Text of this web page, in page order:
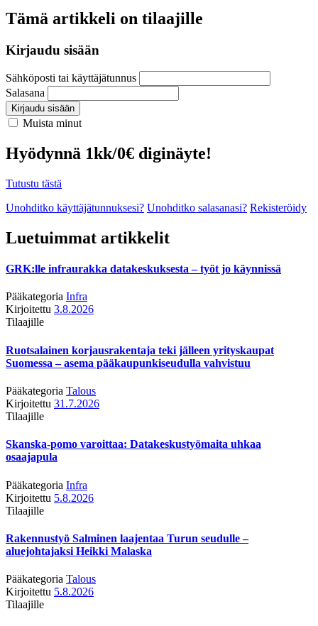
Tämä artikkeli on tilaajille
Kirjaudu sisään
Sähköposti tai käyttäjätunnus
Salasana
Kirjaudu sisään
Muista minut
Hyödynnä 1kk/0€ diginäyte!
Tutustu tästä
Unohditko käyttäjätunnuksesi? Unohditko salasanasi? Rekisteröidy
Luetuimmat artikkelit
GRK:lle infraurakka datakeskuksesta – työt jo käynnissä
Pääkategoria Infra
Kirjoitettu 3.8.2026
Tilaajille
Ruotsalainen korjausrakentaja teki jälleen yrityskaupat
Suomessa – asema pääkaupunkiseudulla vahvistuu
Pääkategoria Talous
Kirjoitettu 31.7.2026
Tilaajille
Skanska-pomo varoittaa: Datakeskustyömaita uhkaa
osaajapula
Pääkategoria Infra
Kirjoitettu 5.8.2026
Tilaajille
Rakennustyö Salminen laajentaa Turun seudulle –
aluejohtajaksi Heikki Malaska
Pääkategoria Talous
Kirjoitettu 5.8.2026
Tilaajille